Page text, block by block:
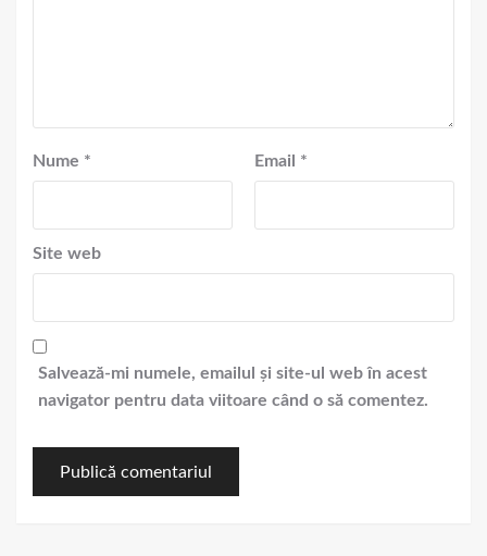
Nume * Email *
Site web
Salvează-mi numele, emailul și site-ul web în acest
navigator pentru data viitoare când o să comentez.